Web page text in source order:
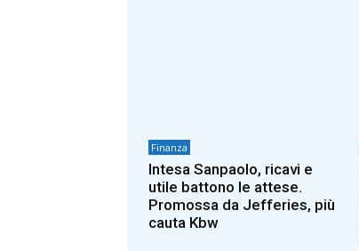
Finanza
Intesa Sanpaolo, ricavi e
utile battono le attese.
Promossa da Jefferies, più
cauta Kbw